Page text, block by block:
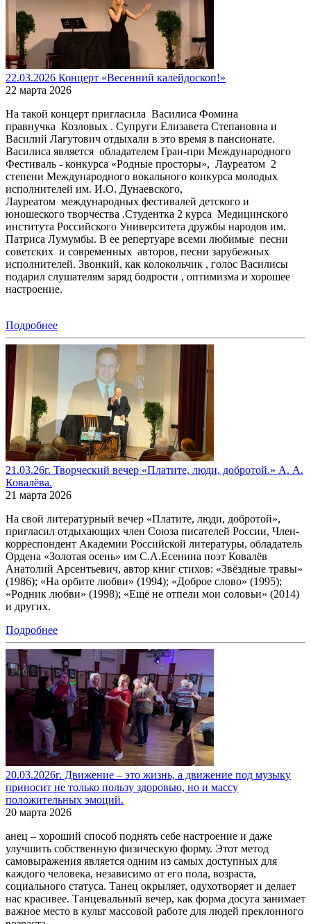
22.03.2026 Концерт «Весенний калейдоскоп!»
22 марта 2026
На такой концерт пригласила Василиса Фомина
правнучка Козловых . Супруги Елизавета Степановна и
Василий Лагутович отдыхали в это время в пансионате.
Василиса является обладателем Гран-при Международного
Фестиваль - конкурса «Родные просторы», Лауреатом 2
степени Международного вокального конкурса молодых
исполнителей им. И.О. Дунаевского,
Лауреатом международных фестивалей детского и
юношеского творчества .Студентка 2 курса Медицинского
института Российского Университета дружбы народов им.
Патриса Лумумбы. В ее репертуаре всеми любимые песни
советских и современных авторов, песни зарубежных
исполнителей. Звонкий, как колокольчик , голос Василисы
подарил слушателям заряд бодрости , оптимизма и хорошее
настроение.
Подробнее
21.03.26г. Творческий вечер «Платите, люди, добротой.» А. А.
Ковалёва.
21 марта 2026
На свой литературный вечер «Платите, люди, добротой»,
пригласил отдыхающих член Союза писателей России, Член-
корреспондент Академии Российской литературы, обладатель
Ордена «Золотая осень» им С.А.Есенина поэт Ковалёв
Анатолий Арсентьевич, автор книг стихов: «Звёздные травы»
(1986); «На орбите любви» (1994); «Доброе слово» (1995);
«Родник любви» (1998); «Ещё не отпели мои соловьи» (2014)
и других.
Подробнее
20.03.2026г. Движение – это жизнь, а движение под музыку
приносит не только пользу здоровью, но и массу
положительных эмоций.
20 марта 2026
анец – хороший способ поднять себе настроение и даже
улучшить собственную физическую форму. Этот метод
самовыражения является одним из самых доступных для
каждого человека, независимо от его пола, возраста,
социального статуса. Танец окрыляет, одухотворяет и делает
нас красивее. Танцевальный вечер, как форма досуга занимает
важное место в культ массовой работе для людей преклонного